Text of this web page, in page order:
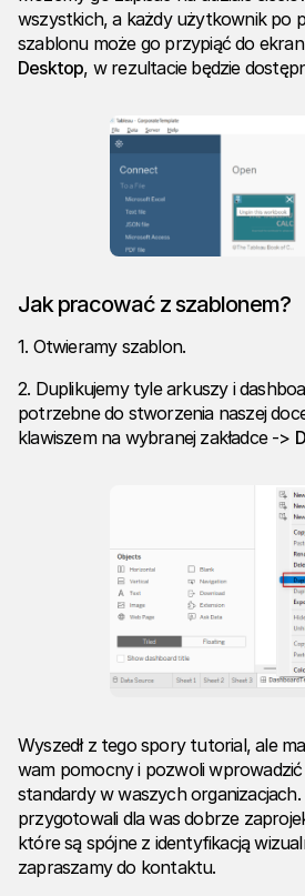
wszystkich, a każdy użytkownik po
szablonu może go przypiąć do
Desktop, w rezultacie będzie
Jak pracować z szablonem?
1. Otwieramy szablon.
2. Duplikujemy tyle arkuszy i
potrzebne do stworzenia naszej
klawiszem na wybranej zakładce ->
Wyszedł z tego spory tutorial, ale
wam pomocny i pozwoli
standardy w waszych
przygotowali dla was dobrze
które są spójne z identyfikacją
zapraszamy do kontaktu.